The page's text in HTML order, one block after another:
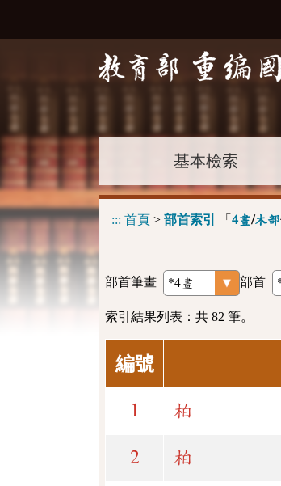
基本檢索
::: 首頁 > 部首索引 「 4畫/木部
部首筆畫 部首
索引結果列表：共 82 筆。
編號
1 柏
2 柏